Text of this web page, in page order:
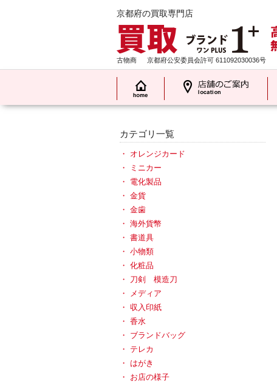
京都府の買取専門店
古物商 京都府公安委員会許可 611092030036号
カテゴリ一覧
オレンジカード
ミニカー
電化製品
金貨
金歯
海外貨幣
書道具
小物類
化粧品
刀剣 模造刀
メディア
収入印紙
香水
ブランドバッグ
テレカ
はがき
お店の様子